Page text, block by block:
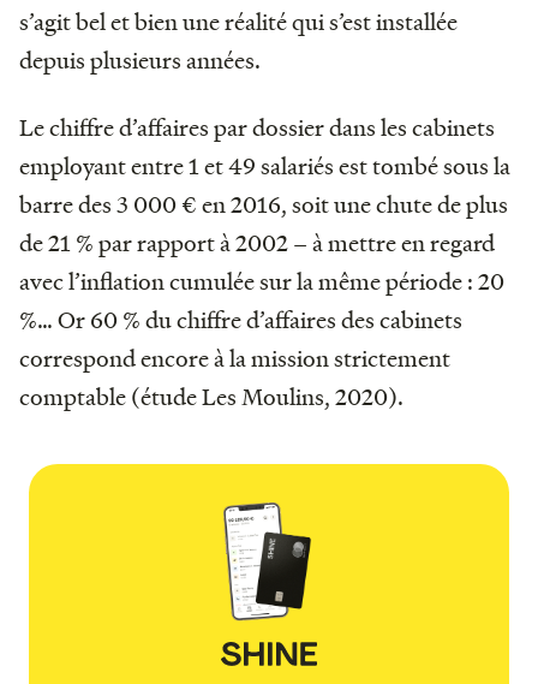
s’agit bel et bien une réalité qui s’est installée
depuis plusieurs années.
Le chiffre d’affaires par dossier dans les cabinets
employant entre 1 et 49 salariés est tombé sous la
barre des 3 000 € en 2016, soit une chute de plus
de 21 % par rapport à 2002 – à mettre en regard
avec l’inflation cumulée sur la même période : 20
%… Or 60 % du chiffre d’affaires des cabinets
correspond encore à la mission strictement
comptable (étude Les Moulins, 2020).